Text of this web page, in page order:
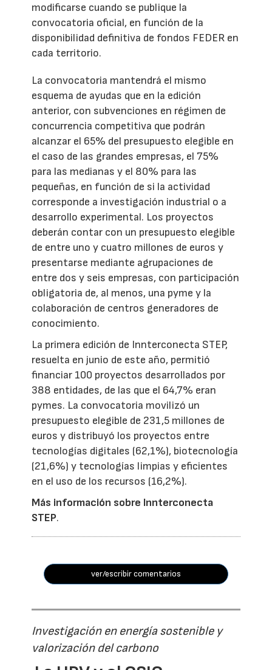
modificarse cuando se publique la
convocatoria oficial, en función de la
disponibilidad definitiva de fondos FEDER en
cada territorio.
La convocatoria mantendrá el mismo
esquema de ayudas que en la edición
anterior, con subvenciones en régimen de
concurrencia competitiva que podrán
alcanzar el 65% del presupuesto elegible en
el caso de las grandes empresas, el 75%
para las medianas y el 80% para las
pequeñas, en función de si la actividad
corresponde a investigación industrial o a
desarrollo experimental. Los proyectos
deberán contar con un presupuesto elegible
de entre uno y cuatro millones de euros y
presentarse mediante agrupaciones de
entre dos y seis empresas, con participación
obligatoria de, al menos, una pyme y la
colaboración de centros generadores de
conocimiento.
La primera edición de Innterconecta STEP,
resuelta en junio de este año, permitió
financiar 100 proyectos desarrollados por
388 entidades, de las que el 64,7% eran
pymes. La convocatoria movilizó un
presupuesto elegible de 231,5 millones de
euros y distribuyó los proyectos entre
tecnologías digitales (62,1%), biotecnología
(21,6%) y tecnologías limpias y eficientes
en el uso de los recursos (16,2%).
Más información sobre Innterconecta
STEP.
ver/escribir comentarios
Investigación en energía sostenible y
valorización del carbono